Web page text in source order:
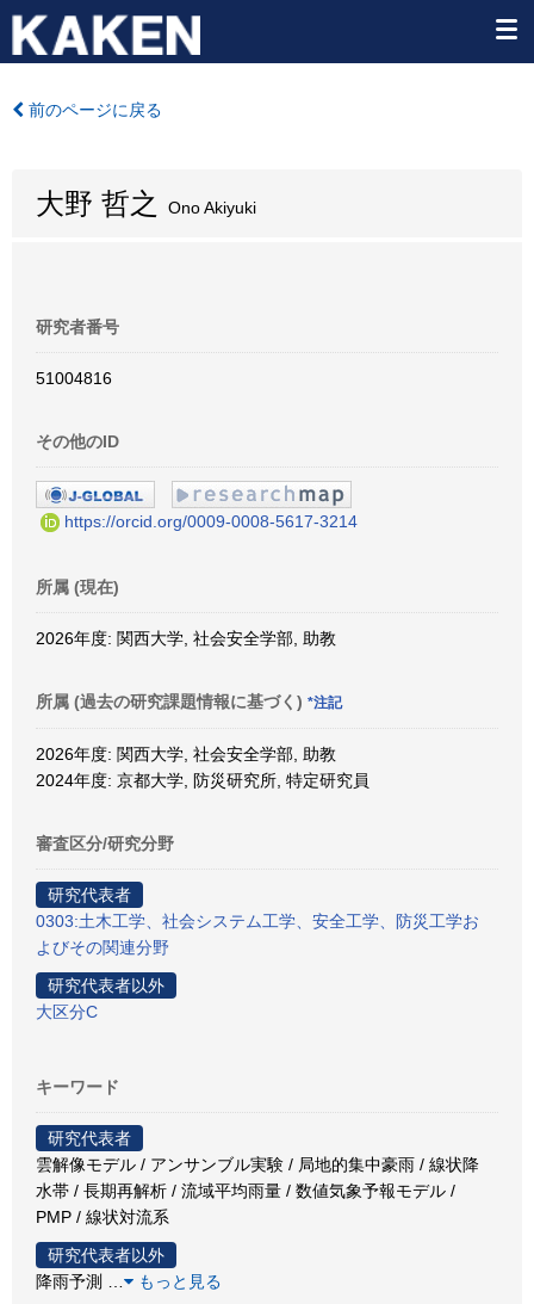
前のページに戻る
大野 哲之 Ono Akiyuki
研究者番号
51004816
その他のID
https://orcid.org/0009-0008-5617-3214
所属 (現在)
2026年度: 関西大学, 社会安全学部, 助教
所属 (過去の研究課題情報に基づく) *注記
2026年度: 関西大学, 社会安全学部, 助教
2024年度: 京都大学, 防災研究所, 特定研究員
審査区分/研究分野
研究代表者
0303:土木工学、社会システム工学、安全工学、防災工学お
よびその関連分野
研究代表者以外
大区分C
キーワード
研究代表者
雲解像モデル / アンサンブル実験 / 局地的集中豪雨 / 線状降
水帯 / 長期再解析 / 流域平均雨量 / 数値気象予報モデル /
PMP / 線状対流系
研究代表者以外
降雨予測
もっと見る